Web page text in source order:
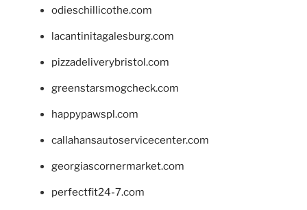
odieschillicothe.com
lacantinitagalesburg.com
pizzadeliverybristol.com
greenstarsmogcheck.com
happypawspl.com
callahansautoservicecenter.com
georgiascornermarket.com
perfectfit24-7.com